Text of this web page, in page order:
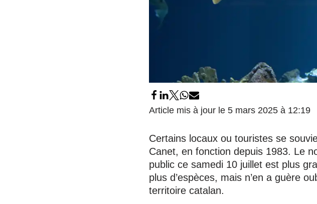
Article mis à jour le 5 mars 2025 à 12:19
Certains locaux ou touristes se
Canet, en fonction depuis 1983. Le
public ce samedi 10 juillet est plus
plus d’espèces, mais n’en a guère
territoire catalan.